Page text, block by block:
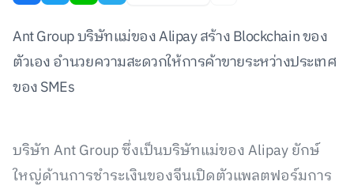
Ant Group บริษัทแม่ของ Alipay สร้าง Blockchain ของ
ตัวเอง อำนวยความสะดวกให้การค้าขายระหว่างประเทศ
ของ SMEs
บริษัท Ant Group ซึ่งเป็นบริษัทแม่ของ Alipay ยักษ์
ใหญ่ด้านการชำระเงินของจีนเปิดตัวแพลตฟอร์มการ